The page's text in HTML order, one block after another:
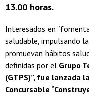
13.00 horas.
Interesados en
saludable, impulsando
promuevan hábitos
definidas por el Grupo
(GTPS)”, fue lanzada
Concursable